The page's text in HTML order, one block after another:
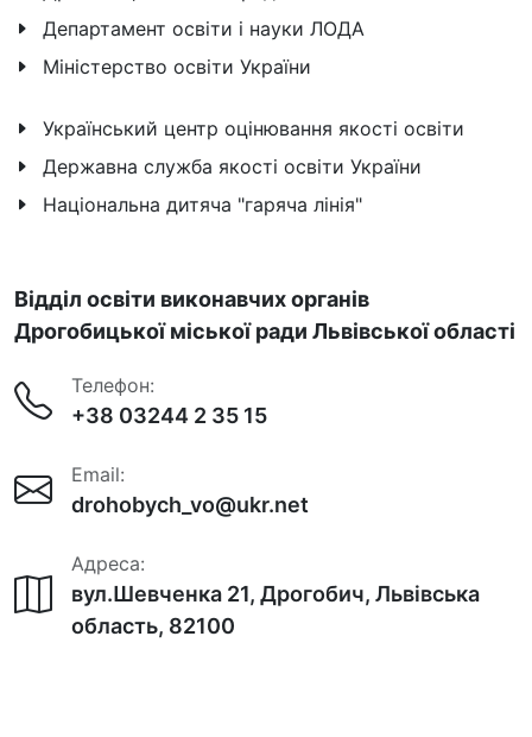
Департамент освіти і науки ЛОДА
Міністерство освіти України
Український центр оцінювання якості освіти
Державна служба якості освіти України
Національна дитяча "гаряча лінія"
Відділ освіти виконавчих органів
Дрогобицької міської ради Львівської області
Телефон:
+38 03244 2 35 15
Email:
drohobych_vo@ukr.net
Адреса:
вул.Шевченка 21, Дрогобич, Львівська
область, 82100